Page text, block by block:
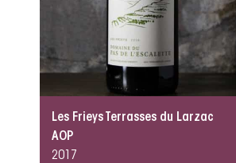
Les Frieys Terrasses du Larzac
AOP
2017